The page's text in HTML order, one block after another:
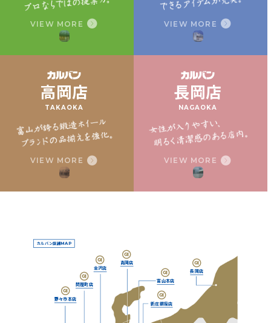
VIEW MORE VIEW MORE
高岡店
TAKAOKA
VIEW MORE
長岡店
NAGAOKA
VIEW MORE
カルバン店舗MAP
野々市本店
富山本店
新庄銀座店
金沢店
高岡店
問屋町店
長岡店